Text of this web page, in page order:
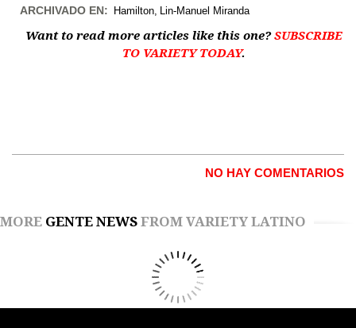
ARCHIVADO EN: Hamilton Lin-Manuel Miranda
Want to read more articles like this one?SUBSCRIBE
TO VARIETY TODAY.
NO HAY COMENTARIOS
MORE GENTE NEWS FROM VARIETY LATINO